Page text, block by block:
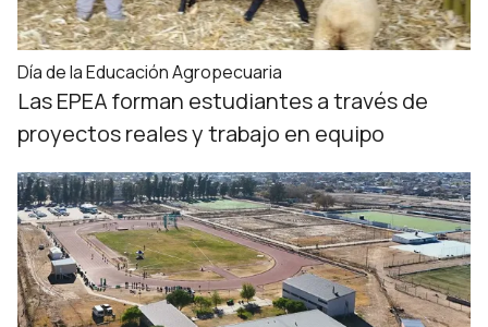
Día de la Educación Agropecuaria
Las EPEA forman estudiantes a través de
proyectos reales y trabajo en equipo